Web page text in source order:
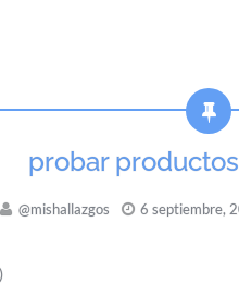
probar
@mishallazgos 6 septiembre,